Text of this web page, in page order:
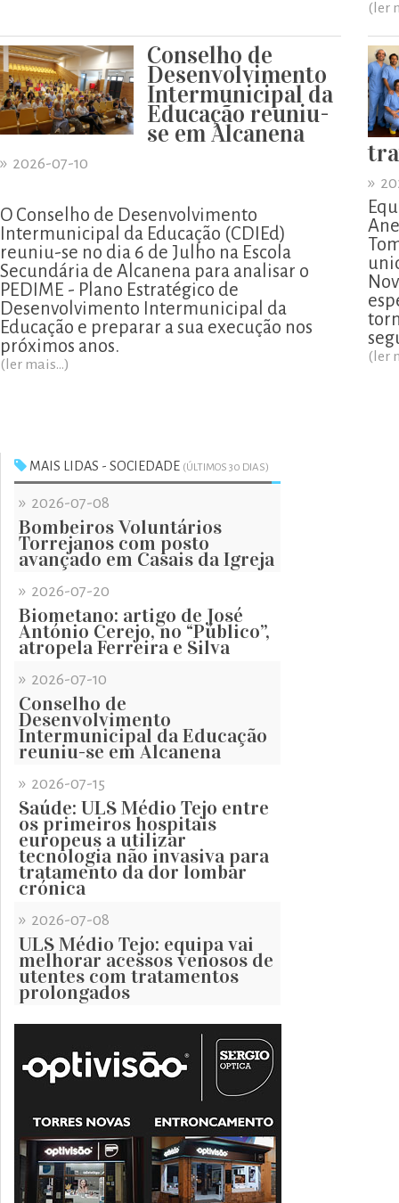
(ler
Conselho de
Desenvolvimento
Intermunicipal da
Educação reuniu-
se em Alcanena
» 2026-07-10
O Conselho de Desenvolvimento
Intermunicipal da Educação (CDIEd)
reuniu-se no dia 6 de Julho na Escola
Secundária de Alcanena para analisar o
PEDIME - Plano Estratégico de
Desenvolvimento Intermunicipal da
Educação e preparar a sua execução nos
próximos anos.
(ler mais...)
»
(ler
MAIS LIDAS - SOCIEDADE (ÚLTIMOS 30 DIAS)
» 2026-07-08
Bombeiros Voluntários
Torrejanos com posto
avançado em Casais da Igreja
» 2026-07-20
Biometano: artigo de José
António Cerejo, no “Público”,
atropela Ferreira e Silva
» 2026-07-10
Conselho de
Desenvolvimento
Intermunicipal da Educação
reuniu-se em Alcanena
» 2026-07-15
Saúde: ULS Médio Tejo entre
os primeiros hospitais
europeus a utilizar
tecnologia não invasiva para
tratamento da dor lombar
crónica
» 2026-07-08
ULS Médio Tejo: equipa vai
melhorar acessos venosos de
utentes com tratamentos
prolongados